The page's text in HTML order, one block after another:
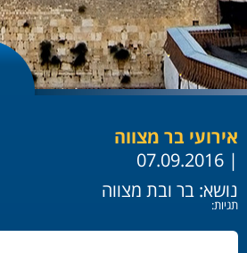
אירועי בר מצווה
| 07.09.2016
נושא: בר ובת מצווה
תגיות: